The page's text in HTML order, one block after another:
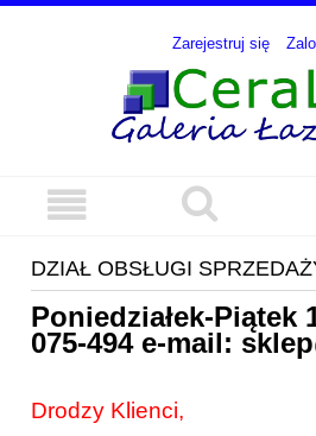
Zarejestruj się
DZIAŁ OBSŁUGI
Poniedziałek-Piątek
075-494e-mail:
Drodzy Klienci,